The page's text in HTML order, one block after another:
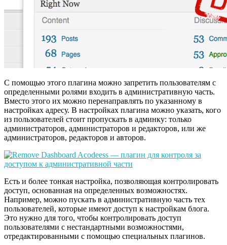
С помощью этого плагина можно запретить пользователям с
определенными ролями входить в административную часть.
Вместо этого их можно перенаправлять по указанному в
настройках адресу. В настройках плагина можно указать, кого
из пользователей стоит пропускать в админку: только
администраторов, администраторов и редакторов, или же
администраторов, редакторов и авторов.
Есть и более тонкая настройка, позволяющая контролировать
доступ, основанная на определенных возможностях.
Например, можно пускать в административную часть тех
пользователей, которые имеют доступ к настройкам блога.
Это нужно для того, чтобы контролировать доступ
пользователями с нестандартными возможностями,
отредактированными с помощью специальных плагинов.